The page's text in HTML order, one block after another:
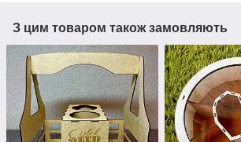
З цим товаром також замовляють